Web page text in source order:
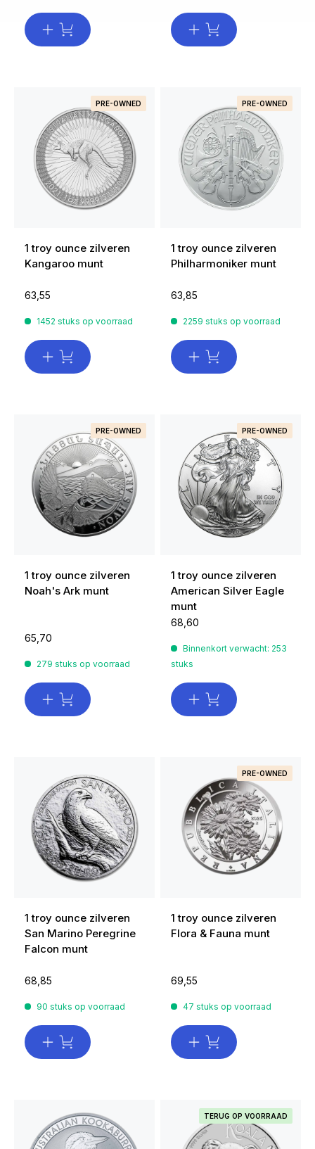
PRE-OWNED
1 troy ounce zilveren
Kangaroo munt
63,55
1452 stuks op voorraad
PRE-OWNED
1 troy ounce zilveren
Philharmoniker munt
63,85
2259 stuks op voorraad
PRE-OWNED
1 troy ounce zilveren
Noah's Ark munt
65,70
279 stuks op voorraad
PRE-OWNED
1 troy ounce zilveren
American Silver Eagle
munt
68,60
Binnenkort verwacht: 253
stuks
1 troy ounce zilveren
San Marino Peregrine
Falcon munt
68,85
90 stuks op voorraad
PRE-OWNED
1 troy ounce zilveren
Flora & Fauna munt
69,55
47 stuks op voorraad
TERUG OP VOORRAAD